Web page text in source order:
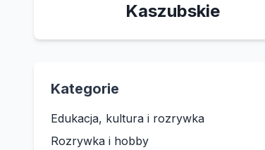
Kaszubskie
Kategorie
Edukacja, kultura i rozrywka
Rozrywka i hobby